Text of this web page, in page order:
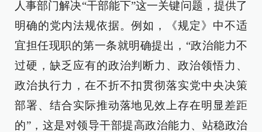
人事部门解决“干部能下”这一关键问题，提供了
明确的党内法规依据。例如，《规定》中不适
宜担任现职的第一条就明确提出，“政治能力不
过硬，缺乏应有的政治判断力、政治领悟力、
政治执行力，在不折不扣贯彻落实党中央决策
部署、结合实际推动落地见效上存在明显差距
的”，这是对领导干部提高政治能力、站稳政治